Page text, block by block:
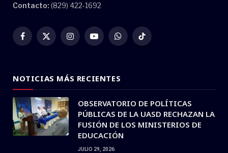
Contacto: (829) 422-1692
Facebook
X
InstagramYouTubeWhatsAppTikTok
NOTICIAS MÁS RECIENTES
OBSERVATORIO DE POLÍTICAS
PÚBLICAS DE LA UASD RECHAZAN LA
FUSIÓN DE LOS MINISTERIOS DE
EDUCACIÓN
JULIO 29, 2026